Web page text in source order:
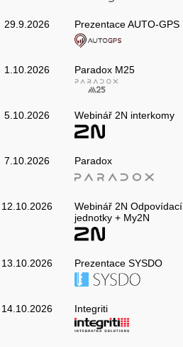
29.9.2026 Prezentace AUTO-GPS
1.10.2026 Paradox M25
5.10.2026 Webinář 2N interkomy
7.10.2026 Paradox
12.10.2026
Webinář 2N Odpovídací
jednotky + My2N
13.10.2026 Prezentace SYSDO
14.10.2026 Integriti